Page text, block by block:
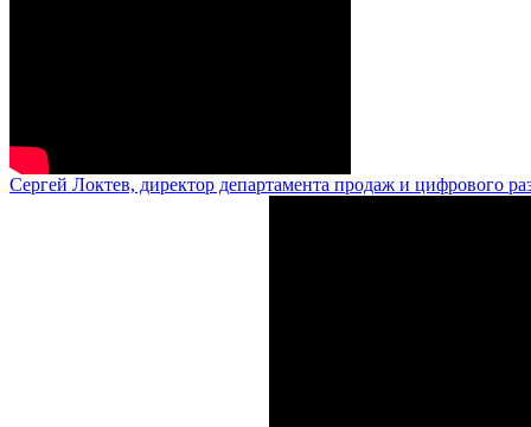
Сергей Локтев, директор департамента продаж и цифрового